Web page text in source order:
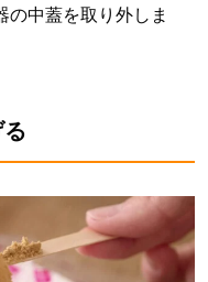
の中蓋を取り外しま
る